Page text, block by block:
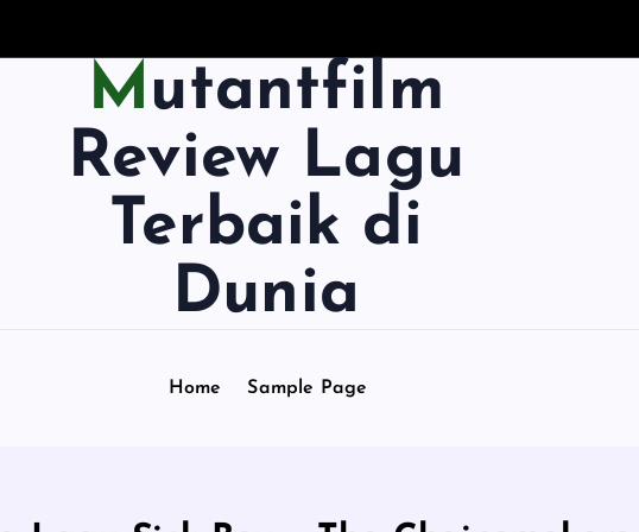
Mutantfilm
Review Lagu
Terbaik di
Dunia
Home Sample Page